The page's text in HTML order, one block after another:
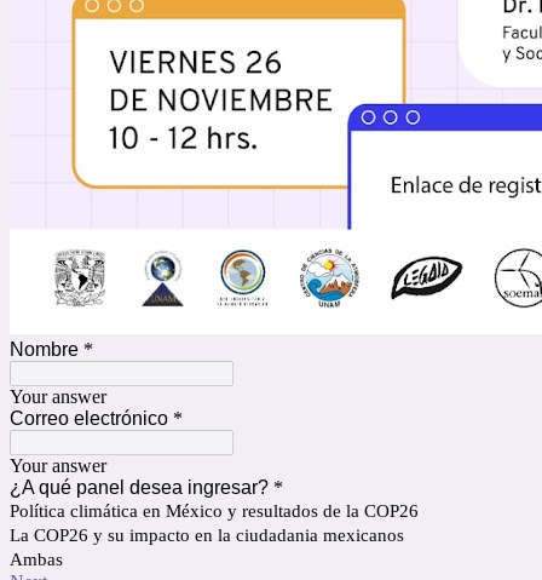
Nombre *
Your answer
Correo electrónico *
Your answer
¿A qué panel desea ingresar? *
Política climática en México y resultados de la COP26
La COP26 y su impacto en la ciudadania mexicanos
Ambas